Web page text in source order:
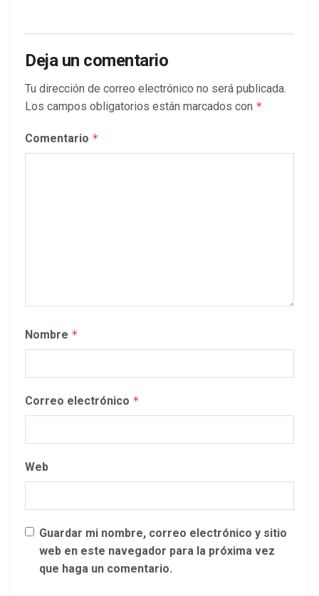
Deja un comentario
Tu dirección de correo electrónico no será publicada.
Los campos obligatorios están marcados con *
Comentario *
Nombre *
Correo electrónico *
Web
Guardar mi nombre, correo electrónico y sitio
web en este navegador para la próxima vez
que haga un comentario.